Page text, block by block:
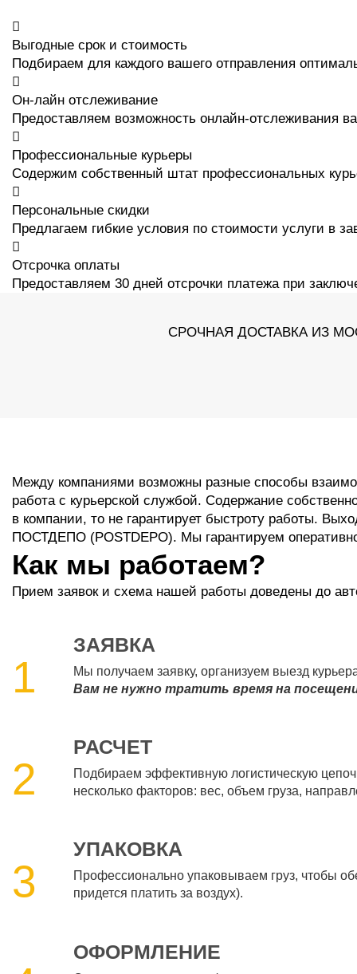
Выгодные срок и стоимость
Подбираем для каждого вашего отправления
Он-лайн отслеживание
Предоставляем возможность онлайн-отслеживания
Профессиональные курьеры
Содержим собственный штат профессиональных
Персональные скидки
Предлагаем гибкие условия по стоимости услуги в
Отсрочка оплаты
Предоставляем 30 дней отсрочки платежа при
СРОЧНАЯ ДОСТАВКА ИЗ
Между компаниями возможны разные способы
работа с курьерской службой. Содержание
в компании, то не гарантирует быстроту работы.
ПОСТДЕПО (POSTDEPO). Мы гарантируем
Как мы работаем?
Прием заявок и схема нашей работы доведены до
1
ЗАЯВКА
Мы получаем заявку, организуем выезд
Вам не нужно тратить время на
2
РАСЧЕТ
Подбираем эффективную логистическую
несколько факторов: вес, объем груза,
3
УПАКОВКА
Профессионально упаковываем груз, чтобы
придется платить за воздух).
ОФОРМЛЕНИЕ